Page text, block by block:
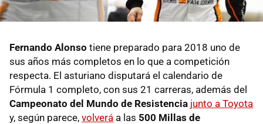
Fernando Alonso tiene preparado para 2018 uno de
sus años más completos en lo que a competición
respecta. El asturiano disputará el calendario de
Fórmula 1 completo, con sus 21 carreras, además del
Campeonato del Mundo de Resistencia junto a Toyota
y, según parece, volverá a las 500 Millas de